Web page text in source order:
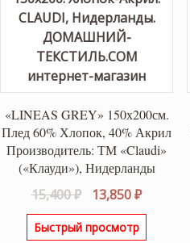
«LINEAS GREY» 150х200см.
Плед 60% Хлопок, 40% Акрил
Производитель: ТМ «Claudi»
(«Клауди»), Нидерланды
15,400₽
Первоначальная
цена
составляла
13,850₽Текущая
цена:
Быстрый просмотр